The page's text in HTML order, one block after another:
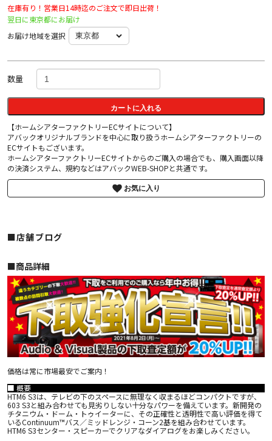
在庫有り！営業日14時迄のご注文で即日出荷！
翌日に東京都にお届け
お届け地域を選択
数量
カートに入れる
【ホームシアターファクトリーECサイトについて】
アバックオリジナルブランドを中心に取り扱うホームシアターファクトリーの
ECサイトもございます。
ホームシアターファクトリーECサイトからのご購入の場合でも、購入画面以降
の決済システム、規約などはアバックWEB-SHOPと共通です。
お気に入り
■店舗ブログ
■︎商品詳細
価格は常に市場最安でご案内！
■ 概要
HTM6 S3は、テレビの下のスペースに無理なく収まるほどコンパクトですが、
603 S3と組み合わせても見劣りしない十分なパワーを備えています。新開発の
チタニウム・ドーム・トゥイーターに、その正確性と透明性で高い評価を得て
いるContinuum™バス／ミッドレンジ・コーン2基を組み合わせています。
HTM6 S3センター・スピーカーでクリアなダイアログをお楽しみください。